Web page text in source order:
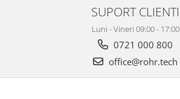
SUPORT CLIENTI
Luni - Vineri 09:00 - 17:00
0721 000 800
office@rohr.tech